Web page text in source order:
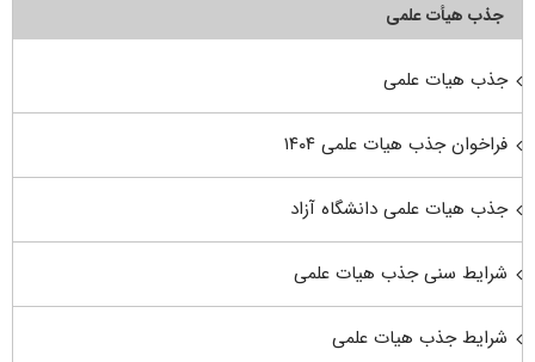
جذب هیأت علمی
جذب هیات علمی
فراخوان جذب هیات علمی ۱۴۰۴
جذب هیات علمی دانشگاه آزاد
شرایط سنی جذب هیات علمی
شرایط جذب هیات علمی